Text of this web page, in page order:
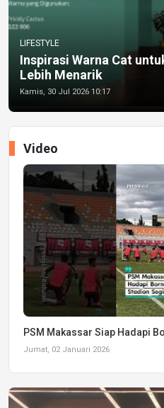
LIFESTYLE
Inspirasi Warna Cat
Lebih Menarik
Kamis, 30 Jul 2026 10:17
Video
PSM Makassar Siap Hadapi
Jumat, 02 Januari 2026